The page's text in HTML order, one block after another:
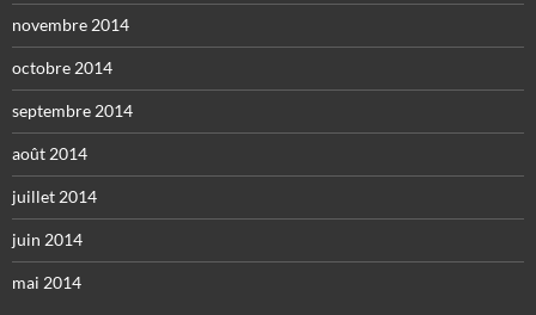
novembre 2014
octobre 2014
septembre 2014
août 2014
juillet 2014
juin 2014
mai 2014